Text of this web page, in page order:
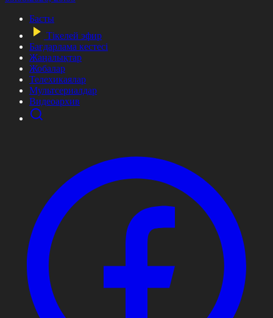
Басты
Тікелей эфир
Бағдарлама кестесі
Жаңалықтар
Жобалар
Телехикаялар
Мультсериалдар
Видеоархив